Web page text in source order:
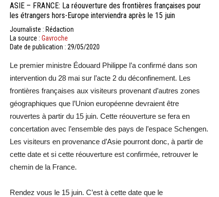
ASIE – FRANCE: La réouverture des frontières françaises pour
les étrangers hors-Europe interviendra après le 15 juin
Journaliste : Rédaction
La source : Gavroche
Date de publication : 29/05/2020
Le premier ministre Édouard Philippe l’a confirmé dans son
intervention du 28 mai sur l’acte 2 du déconfinement. Les
frontières françaises aux visiteurs provenant d’autres zones
géographiques que l’Union européenne devraient être
rouvertes à partir du 15 juin. Cette réouverture se fera en
concertation avec l’ensemble des pays de l’espace Schengen.
Les visiteurs en provenance d’Asie pourront donc, à partir de
cette date et si cette réouverture est confirmée, retrouver le
chemin de la France.
Rendez vous le 15 juin. C’est à cette date que le